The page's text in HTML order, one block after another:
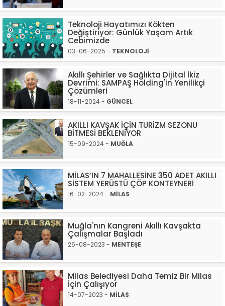
Teknoloji Hayatımızı Kökten
Değiştiriyor: Günlük Yaşam Artık
Cebimizde
03-06-2025 - TEKNOLOJİ
Akıllı Şehirler ve Sağlıkta Dijital İkiz
Devrimi: SAMPAŞ Holding'in Yenilikçi
Çözümleri
18-11-2024 - GÜNCEL
AKILLI KAVŞAK İÇİN TURİZM SEZONU
BİTMESİ BEKLENİYOR
15-09-2024 - MUĞLA
MİLAS’IN 7 MAHALLESİNE 350 ADET AKILLI
SİSTEM YERÜSTÜ ÇÖP KONTEYNERİ
16-02-2024 - MİLAS
Muğla'nın Kangreni Akıllı Kavşakta
Çalışmalar Başladı
26-08-2023 - MENTEŞE
Milas Belediyesi Daha Temiz Bir Milas
İçin Çalışıyor
14-07-2023 - MİLAS